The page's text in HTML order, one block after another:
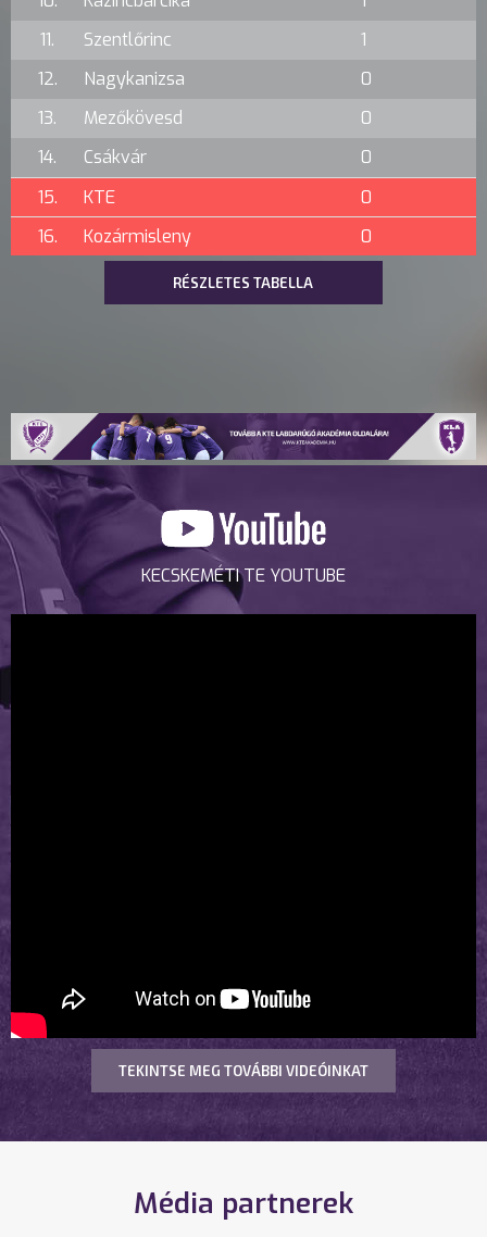
11.
Szentlőrinc
1
12.
Nagykanizsa
0
13.
Mezőkövesd
0
14.
Csákvár
0
15.
KTE
0
16.
Kozármisleny 0
RÉSZLETES TABELLA
KECSKEMÉTI TE YOUTUBE
TEKINTSE MEG TOVÁBBI VIDEÓINKAT
Média partnerek